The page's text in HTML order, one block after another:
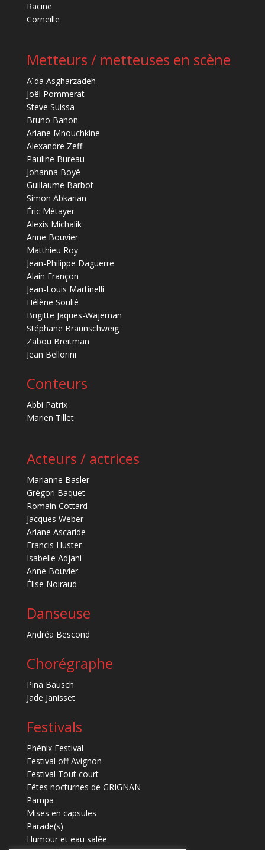
Racine
Corneille
Metteurs / metteuses en scène
Aïda Asgharzadeh
Joël Pommerat
Steve Suissa
Bruno Banon
Ariane Mnouchkine
Alexandre Zeff
Pauline Bureau
Johanna Boyé
Guillaume Barbot
Simon Abkarian
Éric Métayer
Alexis Michalik
Anne Bouvier
Matthieu Roy
Jean-Philippe Daguerre
Alain Françon
Jean-Louis Martinelli
Hélène Soulié
Brigitte Jaques-Wajeman
Stéphane Braunschweig
Zabou Breitman
Jean Bellorini
Conteurs
Abbi Patrix
Marien Tillet
Acteurs / actrices
Marianne Basler
Grégori Baquet
Romain Cottard
Jacques Weber
Ariane Ascaride
Francis Huster
Isabelle Adjani
Anne Bouvier
Élise Noiraud
Danseuse
Andréa Bescond
Chorégraphe
Pina Bausch
Jade Janisset
Festivals
Phénix Festival
Festival off Avignon
Festival Tout court
Fêtes nocturnes de GRIGNAN
Pampa
Mises en capsules
Parade(s)
Humour et eau salée